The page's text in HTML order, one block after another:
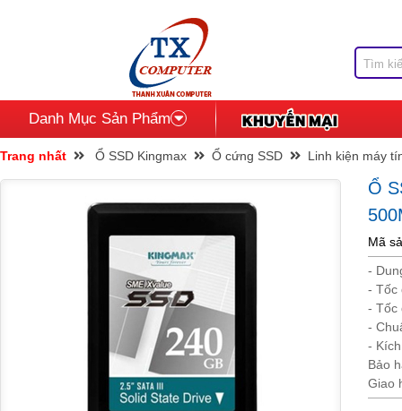
Danh Mục Sản Phẩm
Trang nhất Ổ SSD Kingmax Ổ cứng SSD Linh kiện máy
Ổ
Mã
-
- Tốc
- Tốc
-
-
Bảo
Giao